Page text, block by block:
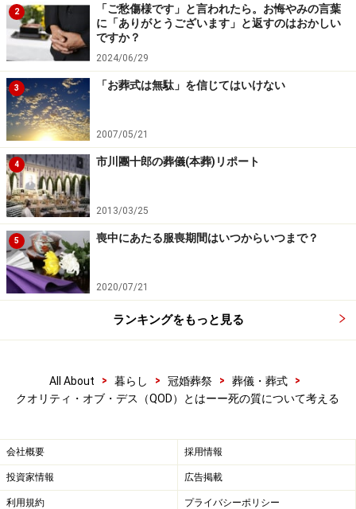
クオリティ・オブ・デスは医療の側面だけ
では測れない
しかしこれはあくまで医学的な見地から分析したもの
で、調査の5領域だけでQODを測れるものではありませ
ん。QODは文化・習俗・宗教など、もう少し広義で語ら
れるものだと思います。
老い・看取り、そして死の現場、死後の家族など、死に
まつわる環境では、「まさか自分が（家族が）こんな身
体になるなんて」と現実を受け入れられない、もしくは
受け入れようとしている姿があります。
終末期、ターミナルを迎える方は、死の過程で遭遇する
対する恐怖などが複雑に絡み合いながら、こうした感情
を受け止めています。
周囲はその現実を踏まえ、その人らしい最期を実現する
ために寄り添っていく……医療の側面だけでは測れない
QODを意識し、家族で、時には地域で支えていくという
2
「ご愁傷様です」と言われたら。お悔やみの言葉
に「ありがとうございます」と返すのはおかしい
ですか？
2024/06/29
3 「お葬式は無駄」を信じてはいけない
2007/05/21
4 市川團十郎の葬儀(本葬)リポート
2013/03/25
5 喪中にあたる服喪期間はいつからいつまで？
2020/07/21
ランキングをもっと見る
All About > 暮らし > 冠婚葬祭 > 葬儀・葬式
>
クオリティ・オブ・デス（QOD）とはーー死の質について考える
会社概要 採用情報
投資家情報 広告掲載
利用規約 プライバシーポリシー